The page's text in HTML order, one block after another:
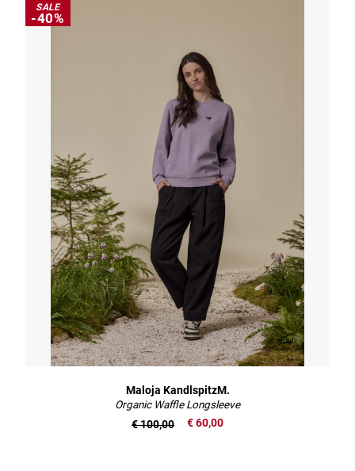
SALE
-40%
Maloja KandlspitzM.
Organic Waffle Longsleeve
€ 60,00
€ 100,00